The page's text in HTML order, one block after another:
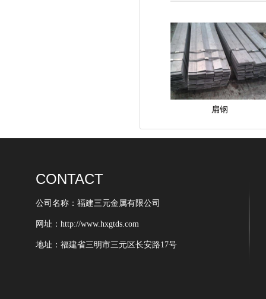
扁钢
CONTACT
公司名称：福建三元金属有限公司
网址：http://www.hxgtds.com
地址：福建省三明市三元区长安路17号